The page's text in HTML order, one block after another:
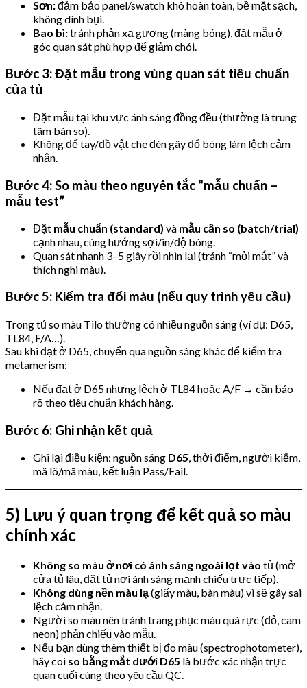
Sơn:đảm bảo panel/swatch khô hoàn toàn, bề mặt sạch,
không dính bụi.
Bao bì:tránh phản xạ gương (màng bóng), đặt mẫu ở
góc quan sát phù hợp để giảm chói.
Bước 3: Đặt mẫu trong vùng quan sát tiêu chuẩn
của tủ
Đặt mẫu tại khu vực ánh sáng đồng đều (thường là trung
tâm bàn so).
Không để tay/đồ vật che đèn gây đổ bóng làm lệch cảm
nhận.
Bước 4: So màu theo nguyên tắc “mẫu chuẩn –
mẫu test”
Đặt mẫu chuẩn (standard) và mẫu cần so (batch/trial)
cạnh nhau, cùng hướng sợi/in/độ bóng.
Quan sát nhanh 3–5 giây rồi nhìn lại (tránh “mỏi mắt” và
thích nghi màu).
Bước 5: Kiểm tra đổi màu (nếu quy trình yêu cầu)
Trong tủ so màu Tilo thường có nhiều nguồn sáng (ví dụ: D65,
TL84, F/A…).
Sau khi đạt ở D65, chuyển qua nguồn sáng khác để kiểm tra
metamerism:
Nếu đạt ở D65 nhưng lệch ở TL84 hoặc A/F → cần báo
rõ theo tiêu chuẩn khách hàng.
Bước 6: Ghi nhận kết quả
Ghi lại điều kiện: nguồn sáng D65, thời điểm, người kiểm,
mã lô/mã màu, kết luận Pass/Fail.
5) Lưu ý quan trọng để kết quả so màu
chính xác
Không so màu ở nơi có ánh sáng ngoài lọt vào tủ (mở
cửa tủ lâu, đặt tủ nơi ánh sáng mạnh chiếu trực tiếp).
Không dùng nền màu lạ(giấy màu, bàn màu) vì sẽ gây sai
lệch cảm nhận.
Người so màu nên tránh trang phục màu quá rực (đỏ, cam
neon) phản chiếu vào mẫu.
Nếu bạn dùng thêm thiết bị đo màu (spectrophotometer),
hãy coi so bằng mắt dưới D65 là bước xác nhận trực
quan cuối cùng theo yêu cầu QC.